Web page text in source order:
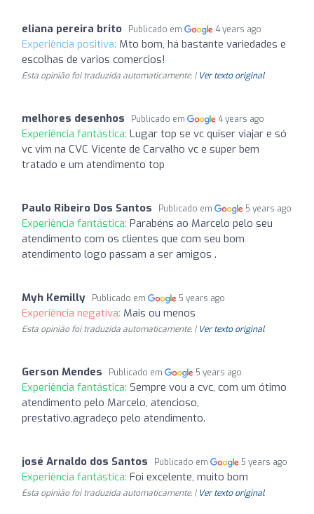
eliana pereira brito Publicado em 4 years ago
Experiência positiva: Mto bom, há bastante variedades e
escolhas de varios comercios!
Esta opinião foi traduzida automaticamente. | Ver texto original
melhores desenhos Publicado em 4 years ago
Experiência fantástica: Lugar top se vc quiser viajar e só
vc vim na CVC Vicente de Carvalho vc e super bem
tratado e um atendimento top
Paulo Ribeiro Dos Santos Publicado em 5 years ago
Experiência fantástica: Parabéns ao Marcelo pelo seu
atendimento com os clientes que com seu bom
atendimento logo passam a ser amigos .
Myh Kemilly Publicado em 5 years ago
Experiência negativa: Mais ou menos
Esta opinião foi traduzida automaticamente. | Ver texto original
Gerson Mendes Publicado em 5 years ago
Experiência fantástica: Sempre vou a cvc, com um ótimo
atendimento pelo Marcelo, atencioso,
prestativo,agradeço pelo atendimento.
josé Arnaldo dos Santos Publicado em 5 years ago
Experiência fantástica: Foi excelente, muito bom
Esta opinião foi traduzida automaticamente. | Ver texto original